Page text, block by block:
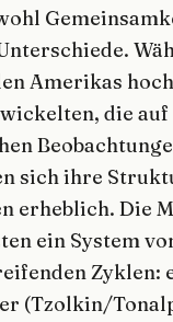
Amerikas
die
sich ihre
erheblich. Die
ein System
Zyklen:
(Tzolkin/